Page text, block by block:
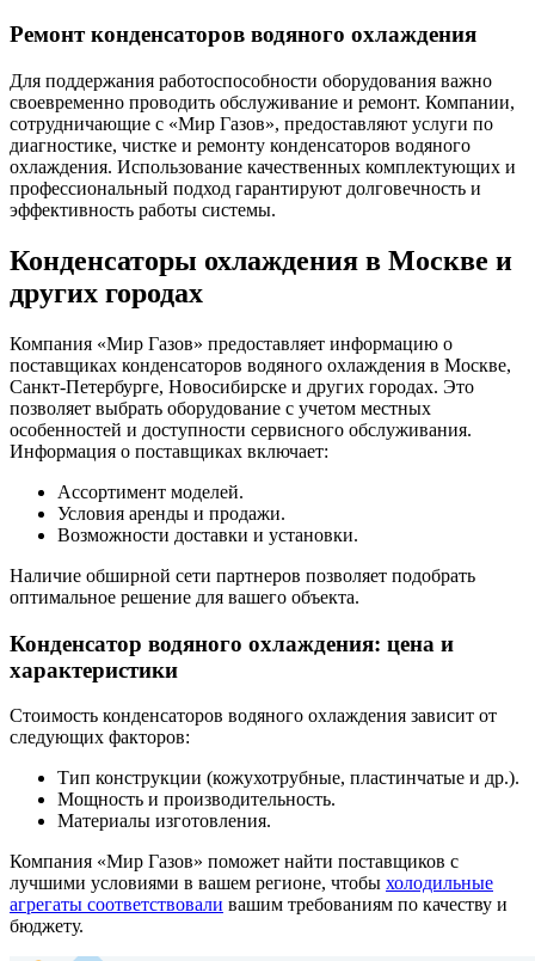
Ремонт конденсаторов водяного охлаждения
Для поддержания работоспособности оборудования важно
своевременно проводить обслуживание и ремонт. Компании,
сотрудничающие с «Мир Газов», предоставляют услуги по
диагностике, чистке и ремонту конденсаторов водяного
охлаждения. Использование качественных комплектующих и
профессиональный подход гарантируют долговечность и
эффективность работы системы.
Конденсаторы охлаждения в Москве и
других городах
Компания «Мир Газов» предоставляет информацию о
поставщиках конденсаторов водяного охлаждения в Москве,
Санкт-Петербурге, Новосибирске и других городах. Это
позволяет выбрать оборудование с учетом местных
особенностей и доступности сервисного обслуживания.
Информация о поставщиках включает:
Ассортимент моделей.
Условия аренды и продажи.
Возможности доставки и установки.
Наличие обширной сети партнеров позволяет подобрать
оптимальное решение для вашего объекта.
Конденсатор водяного охлаждения: цена и
характеристики
Стоимость конденсаторов водяного охлаждения зависит от
следующих факторов:
Тип конструкции (кожухотрубные, пластинчатые и др.).
Мощность и производительность.
Материалы изготовления.
Компания «Мир Газов» поможет найти поставщиков с
лучшими условиями в вашем регионе, чтобы холодильные
агрегаты соответствовали вашим требованиям по качеству и
бюджету.